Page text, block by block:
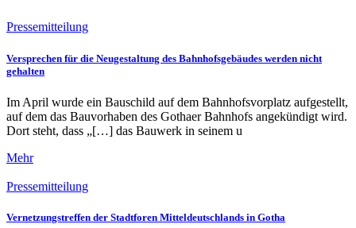
Pressemitteilung
Versprechen für die Neugestaltung des Bahnhofsgebäudes werden nicht
gehalten
Im April wurde ein Bauschild auf dem Bahnhofsvorplatz aufgestellt,
auf dem das Bauvorhaben des Gothaer Bahnhofs angekündigt wird.
Dort steht, dass „[…] das Bauwerk in seinem u
Mehr
Pressemitteilung
Vernetzungstreffen der Stadtforen Mitteldeutschlands in Gotha